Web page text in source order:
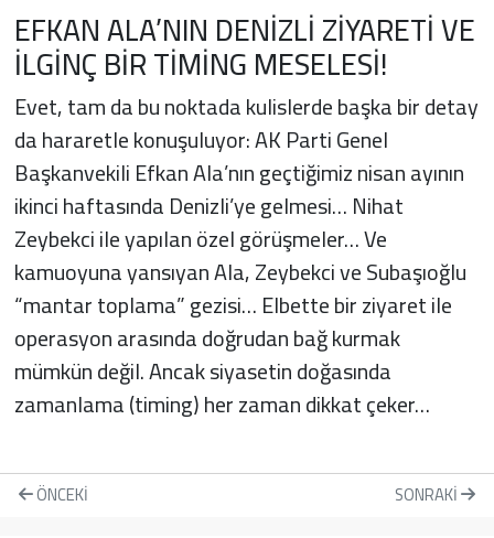
EFKAN ALA’NIN DENİZLİ ZİYARETİ VE
İLGİNÇ BİR TİMİNG MESELESİ!
Evet, tam da bu noktada kulislerde başka bir detay
da hararetle konuşuluyor: AK Parti Genel
Başkanvekili Efkan Ala’nın geçtiğimiz nisan ayının
ikinci haftasında Denizli’ye gelmesi… Nihat
Zeybekci ile yapılan özel görüşmeler… Ve
kamuoyuna yansıyan Ala, Zeybekci ve Subaşıoğlu
“mantar toplama” gezisi… Elbette bir ziyaret ile
operasyon arasında doğrudan bağ kurmak
mümkün değil. Ancak siyasetin doğasında
zamanlama (timing) her zaman dikkat çeker…
ÖNCEKI SONRAKI